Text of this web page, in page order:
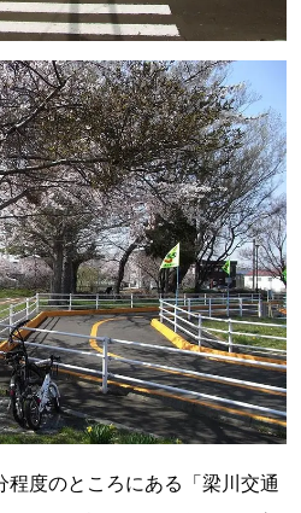
度のところにある「梁川交通